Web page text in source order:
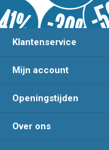
Klantenservice
Mijn account
Openingstijden
Over ons